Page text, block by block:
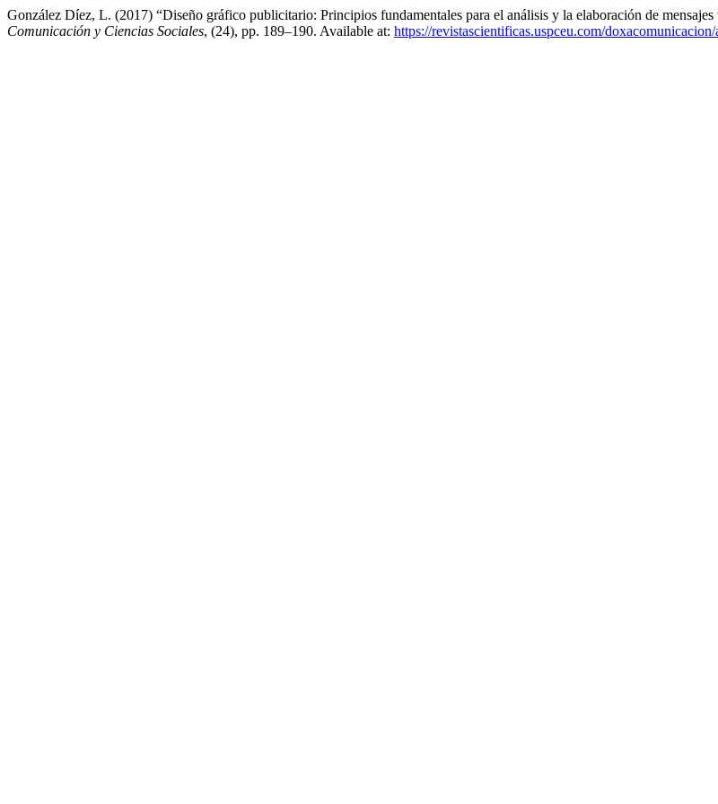
González Díez, L. (2017) “Diseño gráfico publicitario: Principios fundamentales para el análisis y la elaboración de mensajes
Comunicación y Ciencias Sociales, (24), pp. 189–190. Available at: https://revistascientificas.uspceu.com/